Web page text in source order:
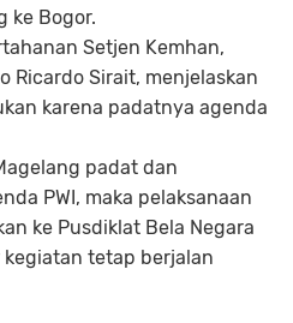
ke Bogor.
Setjen Kemhan,
Ricardo Sirait, menjelaskan
karena padatnya agenda
padat dan
PWI, maka pelaksanaan
ke Pusdiklat Bela Negara
tetap berjalan